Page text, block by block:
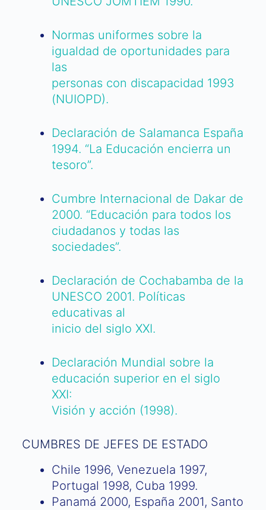
Normas uniformes sobre la
igualdad de oportunidades para
las
personas con discapacidad 1993
(NUIOPD).
Declaración de Salamanca España
1994. “La Educación encierra un
tesoro”.
Cumbre Internacional de Dakar de
2000. “Educación para todos los
ciudadanos y todas las
sociedades”.
Declaración de Cochabamba de la
UNESCO 2001. Políticas
educativas al
inicio del siglo XXI.
Declaración Mundial sobre la
educación superior en el siglo
XXI:
Visión y acción (1998).
CUMBRES DE JEFES DE ESTADO
Chile 1996, Venezuela 1997,
Portugal 1998, Cuba 1999.
Panamá 2000, España 2001, Santo